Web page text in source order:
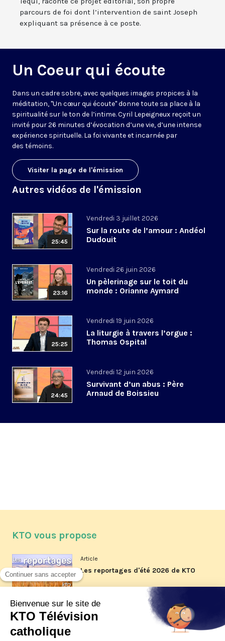
parcours de foi dont l’intervention de saint Joseph
expliquant sa présence à ce poste.
Un Coeur qui écoute
Dans un cadre sobre, avec quelques images propices à la
méditation, "Un cœur qui écoute" donne toute sa place à la
spiritualité sur le ton de l’intime. Cyril Lepeigneux reçoit un
invité pour 26 minutes d’évocation d’une vie, d’une intense
expérience spirituelle. La foi vivante et incarnée par
des témoins.
Visiter la page de l'émission
Autres vidéos de l'émission
25:45
Vendredi 3 juillet 2026
Sur la route de l’amour : Andéol
Dudouit
23:16
Vendredi 26 juin 2026
Un pèlerinage sur le toit du
monde : Orianne Aymard
25:25
Vendredi 19 juin 2026
La liturgie à travers l’orgue :
Thomas Ospital
24:45
Vendredi 12 juin 2026
Survivant d’un abus : Père
Arnaud de Boissieu
KTO vous propose
Article
Les reportages d'été 2026 de KTO
Article
La visite pastorale du pape Léon
XIV à Assise à suivre sur KTO le